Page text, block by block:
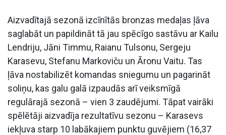
Aizvadītajā sezonā izcīnītās bronzas medaļas ļāva
saglabāt un papildināt tā jau spēcīgo sastāvu ar Kailu
Lendriju, Jāni Timmu, Raianu Tulsonu, Sergeju
Karasevu, Stefanu Markoviču un Āronu Vaitu. Tas
ļāva nostabilizēt komandas sniegumu un pagarināt
soliņu, kas galu galā izpaudās arī veiksmīgā
regulārajā sezonā – vien 3 zaudējumi. Tāpat vairāki
spēlētāji aizvadīja rezultatīvu sezonu – Karasevs
iekļuva starp 10 labākajiem punktu guvējiem (16,37